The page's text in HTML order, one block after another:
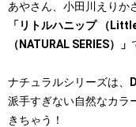
あやさん、小田川えりか
「リトルハニップ （
（NATURAL SERIES）」
ナチュラルシリーズは、
派手すぎない自然なカラ
きちゃう！